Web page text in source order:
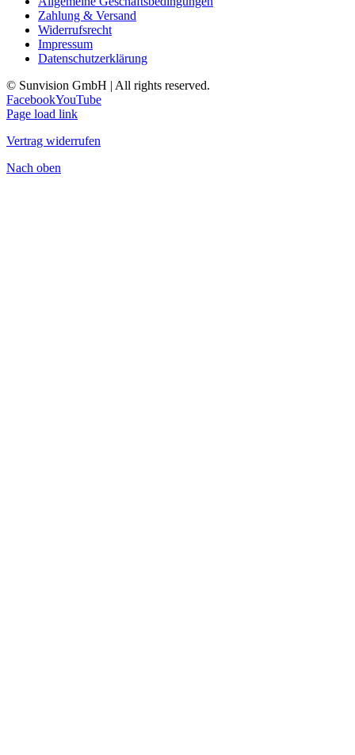
Zahlung & Versand
Widerrufsrecht
Impressum
Datenschutzerklärung
© Sunvision GmbH | All rights reserved.
FacebookYouTube
Page load link
Vertrag widerrufen
Nach oben